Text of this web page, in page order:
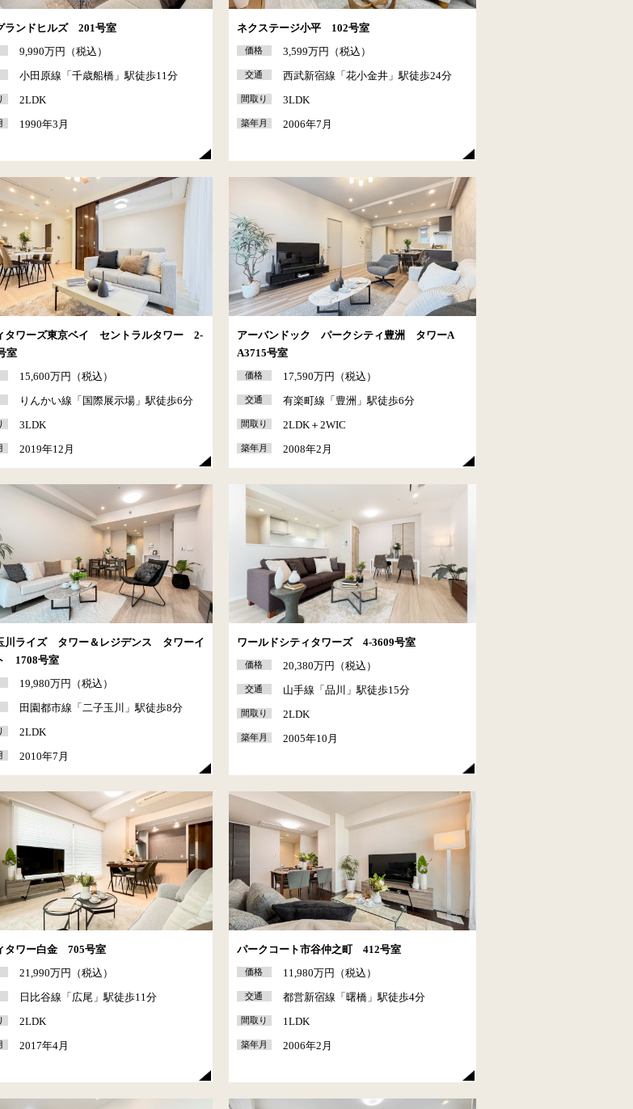
ランドヒルズ 201号室
9,990万円（税込）
小田原線「千歳船橋」駅徒歩11分
2LDK
1990年3月
ネクステージ小平 102号室
価格 3,599万円（税込）
交通 西武新宿線「花小金井」駅徒歩24分
間取り 3LDK
築年月 2006年7月
タワーズ東京ベイ セントラルタワー 2-
室
15,600万円（税込）
りんかい線「国際展示場」駅徒歩6分
3LDK
2019年12月
アーバンドック パークシティ豊洲 タワーA
A3715号室
価格 17,590万円（税込）
交通 有楽町線「豊洲」駅徒歩6分
間取り 2LDK＋2WIC
築年月 2008年2月
川ライズ タワー＆レジデンス タワーイ
1708号室
19,980万円（税込）
田園都市線「二子玉川」駅徒歩8分
2LDK
2010年7月
ワールドシティタワーズ 4-3609号室
価格 20,380万円（税込）
交通 山手線「品川」駅徒歩15分
間取り 2LDK
築年月 2005年10月
タワー白金 705号室
21,990万円（税込）
日比谷線「広尾」駅徒歩11分
2LDK
2017年4月
パークコート市谷仲之町 412号室
価格 11,980万円（税込）
交通 都営新宿線「曙橋」駅徒歩4分
間取り 1LDK
築年月 2006年2月